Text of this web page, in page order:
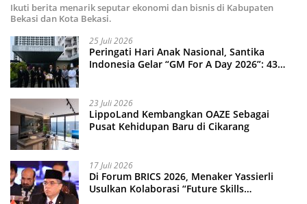
Ikuti berita menarik seputar ekonomi dan bisnis di Kabupaten
Bekasi dan Kota Bekasi.
25 Juli 2026
Peringati Hari Anak Nasional, Santika
Indonesia Gelar “GM For A Day 2026”: 43
23 Juli 2026
LippoLand Kembangkan OAZE Sebagai
Pusat Kehidupan Baru di Cikarang
17 Juli 2026
Di Forum BRICS 2026, Menaker Yassierli
Usulkan Kolaborasi “Future Skills